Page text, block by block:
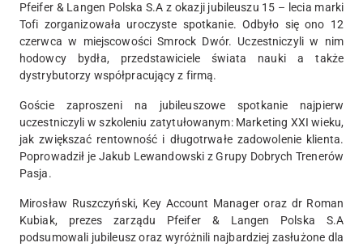
Pfeifer & Langen Polska S.A z okazji jubileuszu 15 – lecia marki
Tofi zorganizowała uroczyste spotkanie. Odbyło się ono 12
czerwca w miejscowości Smrock Dwór. Uczestniczyli w nim
hodowcy bydła, przedstawiciele świata nauki a także
dystrybutorzy współpracujący z firmą.
Goście zaproszeni na jubileuszowe spotkanie najpierw
uczestniczyli w szkoleniu zatytułowanym: Marketing XXI wieku,
jak zwiększać rentowność i długotrwałe zadowolenie klienta.
Poprowadził je Jakub Lewandowski z Grupy Dobrych Trenerów
Pasja.
Mirosław Ruszczyński, Key Account Manager oraz dr Roman
Kubiak, prezes zarządu Pfeifer & Langen Polska S.A
podsumowali jubileusz oraz wyróżnili najbardziej zasłużone dla